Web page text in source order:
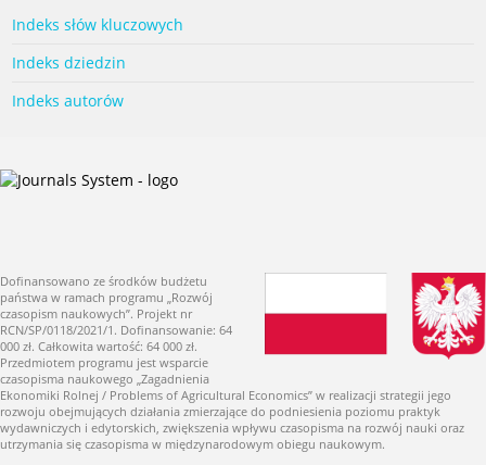
Indeks słów kluczowych
Indeks dziedzin
Indeks autorów
Dofinansowano ze środków budżetu
państwa w ramach programu „Rozwój
czasopism naukowych”. Projekt nr
RCN/SP/0118/2021/1. Dofinansowanie: 64
000 zł. Całkowita wartość: 64 000 zł.
Przedmiotem programu jest wsparcie
czasopisma naukowego „Zagadnienia
Ekonomiki Rolnej / Problems of Agricultural Economics” w realizacji strategii jego
rozwoju obejmujących działania zmierzające do podniesienia poziomu praktyk
wydawniczych i edytorskich, zwiększenia wpływu czasopisma na rozwój nauki oraz
utrzymania się czasopisma w międzynarodowym obiegu naukowym.